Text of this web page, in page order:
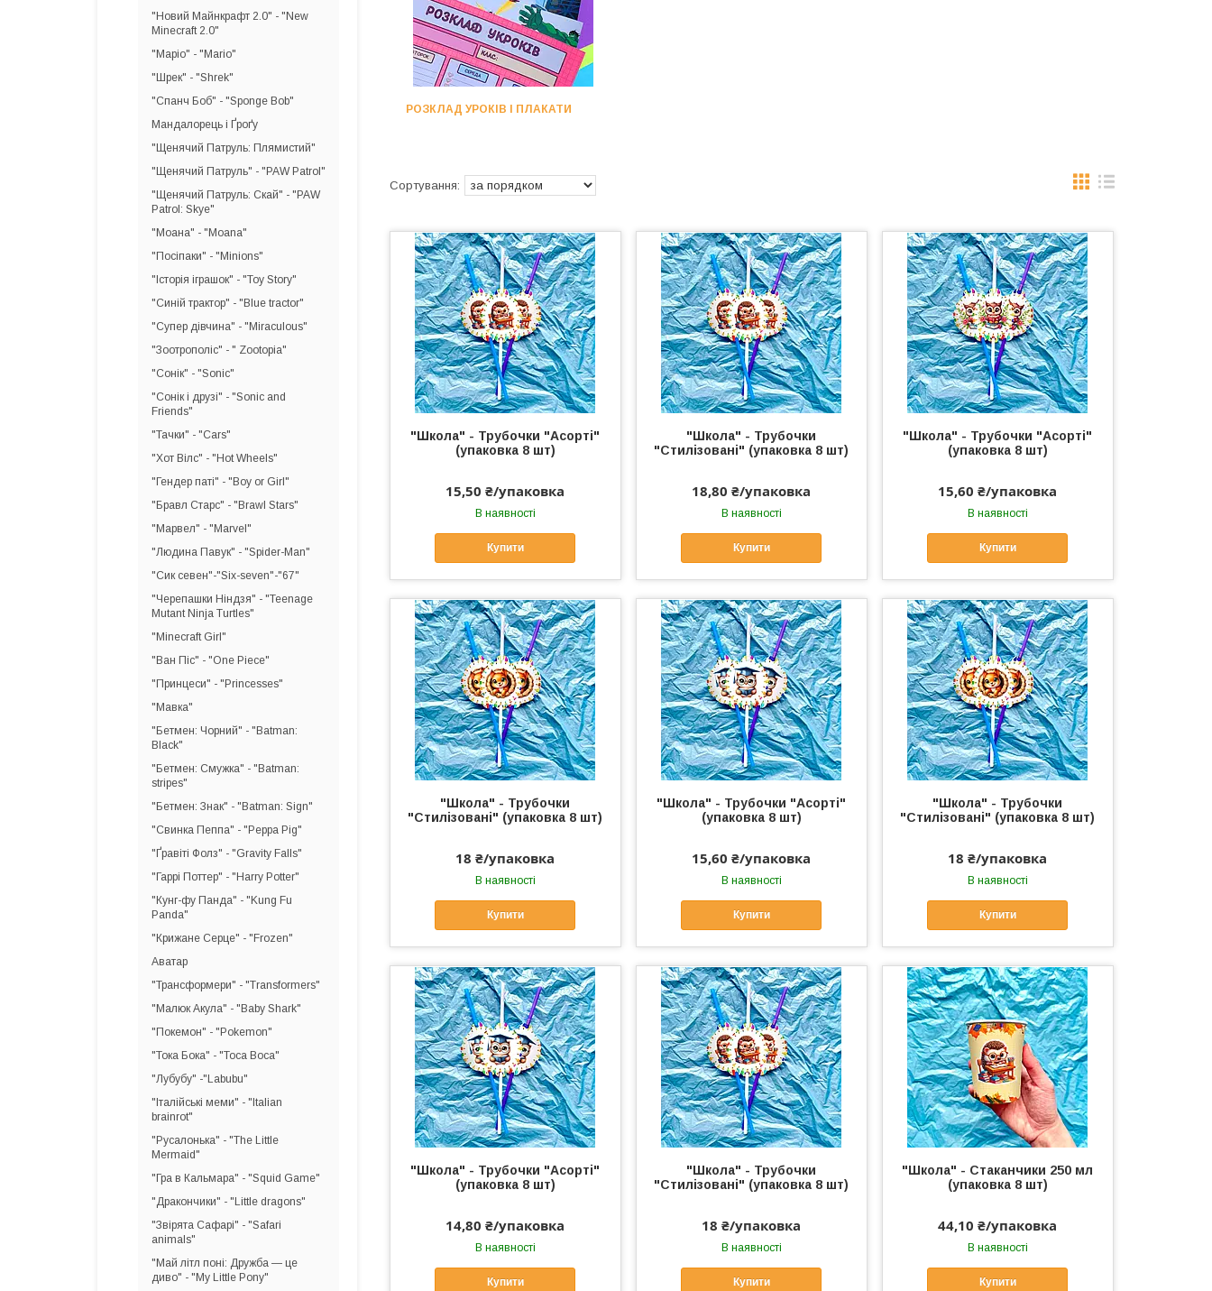
РОЗКЛАД УРОКІВ І ПЛАКАТИ
"Школа" - Трубочки "Асорті"
(упаковка 8 шт)
15,50 ₴/упаковка
В наявності
Купити
"Школа" - Трубочки
"Стилізовані" (упаковка 8 шт)
18,80 ₴/упаковка
В наявності
Купити
"Школа" - Трубочки "Асорті"
(упаковка 8 шт)
15,60 ₴/упаковка
В наявності
Купити
"Школа" - Трубочки
"Стилізовані" (упаковка 8 шт)
18 ₴/упаковка
В наявності
Купити
"Школа" - Трубочки "Асорті"
(упаковка 8 шт)
15,60 ₴/упаковка
В наявності
Купити
"Школа" - Трубочки
"Стилізовані" (упаковка 8 шт)
18 ₴/упаковка
В наявності
Купити
"Школа" - Трубочки "Асорті"
(упаковка 8 шт)
14,80 ₴/упаковка
В наявності
Купити
"Школа" - Трубочки
"Стилізовані" (упаковка 8 шт)
18 ₴/упаковка
В наявності
Купити
"Школа" - Стаканчики 250 мл
(упаковка 8 шт)
44,10 ₴/упаковка
В наявності
Купити
"Новий Майнкрафт 2.0" - "New
Minecraft 2.0"
"Маріо" - "Mario"
"Шрек" - "Shrek"
"Спанч Боб" - "Sponge Bob"
Мандалорець і Ґроґу
"Щенячий Патруль: Плямистий"
"Щенячий Патруль" - "PAW Patrol"
"Щенячий Патруль: Скай" - "PAW
Patrol: Skye"
"Моана" - "Moana"
"Посіпаки" - "Minions"
"Історія іграшок" - "Toy Story"
"Синій трактор" - "Blue tractor"
"Супер дівчина" - "Miraculous"
"Зоотрополіс" - " Zootopia"
"Сонік" - "Sonic"
"Сонік і друзі" - "Sonic and
Friends"
"Тачки" - "Cars"
"Хот Вілс" - "Hot Wheels"
"Гендер паті" - "Boy or Girl"
"Бравл Старс" - "Brawl Stars"
"Марвел" - "Marvel"
"Людина Павук" - "Spider-Man"
"Сик севен"-"Six-seven"-"67"
"Черепашки Ніндзя" - "Teenage
Mutant Ninja Turtles"
"Minecraft Girl"
"Ван Піс" - "One Piece"
"Принцеси" - "Princesses"
"Мавка"
"Бетмен: Чорний" - "Batman:
Black"
"Бетмен: Смужка" - "Batman:
stripes"
"Бетмен: Знак" - "Batman: Sign"
"Свинка Пеппа" - "Peppa Pig"
"Ґравіті Фолз" - "Gravity Falls"
"Гаррі Поттер" - "Harry Potter"
"Кунг-фу Панда" - "Kung Fu
Panda"
"Крижане Серце" - "Frozen"
Аватар
"Трансформери" - "Transformers"
"Малюк Акула" - "Baby Shark"
"Покемон" - "Pokemon"
"Тока Бока" - "Toca Boca"
"Лубубу" -"Labubu"
"Італійські меми" - "Italian
brainrot"
"Русалонька" - "The Little
Mermaid"
"Гра в Кальмара" - "Squid Game"
"Дракончики" - "Little dragons"
"Звірята Сафарі" - "Safari
animals"
"Май літл поні: Дружба — це
диво" - "My Little Pony"